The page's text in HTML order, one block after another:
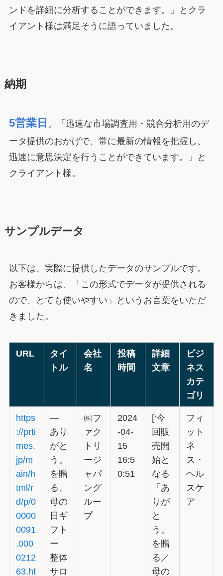
ンドを詳細に分析することができます。」とクラ
イアント様は満足そうに語っていました。
納期
5営業日 。「迅速な市場調査用・競合分析用のデ
ータ提供のおかげで、常に最新の情報を把握し、
迅速に意思決定を行うことができています。」と
クライアント様。
サンプルデータ
以下は、実際に提供したデータのサンプルです。
お客様からは、「この形式でデータが提供される
ので、とても使いやすい」というお言葉をいただ
きました。
URL
タイ
トル
会社
名
投稿
時間
詳細
文章
ビジ
ネス
カテ
ゴリ
https
://prti
mes.
jp/m
ain/h
tml/r
d/p/0
0000
0091
.000
0212
63.ht
―
あり
がと
う。
を贈
る、
母の
日ギ
フト
ー
整体
サロ
㈱フ
ァク
トリ
ージ
ャパ
ング
ルー
プ
2024
-04-
15
16:5
0:51
[‘今
回販
売開
始と
なる
「あ
りが
と
う。
を贈
る／
母の
フィ
ット
ネ
ス・
ヘル
スケ
ア